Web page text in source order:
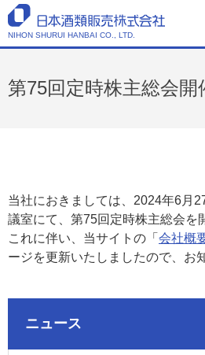
NIHON SHURUI HANBAI CO., LTD.
第75回定時株主総会開
当社におきましては、2024年6月
議室にて、第75回定時株主総会を
これに伴い、当サイトの「 会社概
ージを更新いたしましたので、お
ニュース